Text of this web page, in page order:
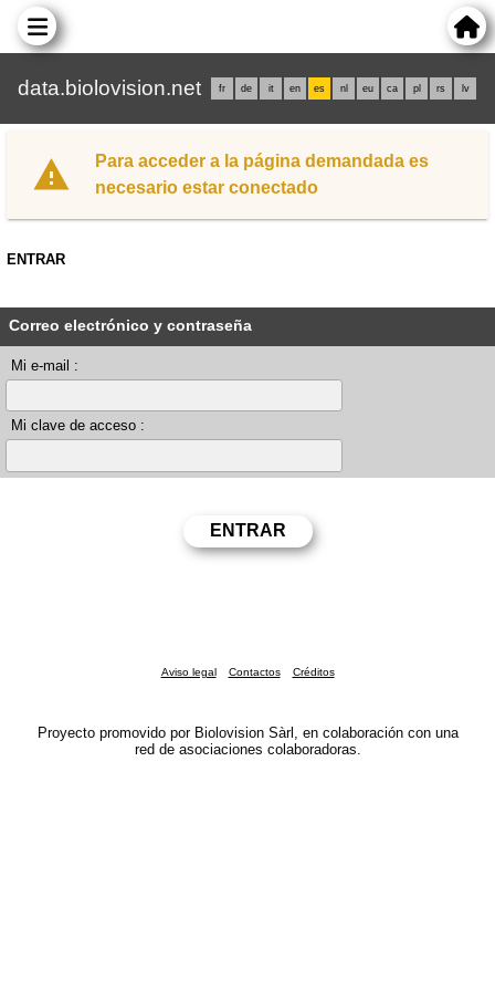
data.biolovision.net fr de it en es nl eu ca pl rs lv
Para acceder a la página demandada es
necesario estar conectado
ENTRAR
Correo electrónico y contraseña
Mi e-mail :
Mi clave de acceso :
Aviso legal Contactos Créditos
Proyecto promovido por Biolovision Sàrl, en colaboración con una
red de asociaciones colaboradoras.